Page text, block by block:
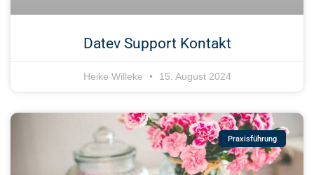
Datev Support Kontakt
Heike Willeke 15. August 2024
Praxisführung